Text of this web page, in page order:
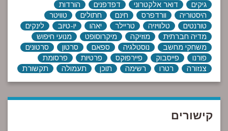
גיקים
דואר אלקטרוני דפדפנים
הורדות
היסטוריה
וורדפרס חינם חתולים
טוויטר
טורנטים
טלוויזיה טריילר יאהו יו-טיוב
לינקים
מדיה חברתית
מוזיקה מיקרוסופט
מנועי חיפוש
משחקי מחשב
נוסטלגיה ספאם סרטון
סרטונים
פורנו
פייסבוק פיירפוקס פרטיות
פרסומת
צנזורה
רטרו רשימה תוכן תעמולה תקשורת
קישורים